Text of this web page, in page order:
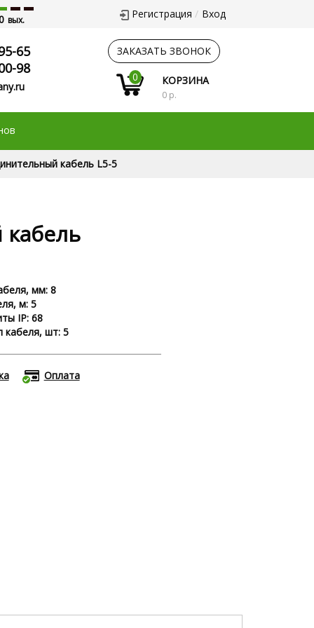
вых. Регистрация Вход
65
98
ЗАКАЗАТЬ ЗВОНОК
0
КОРЗИНА
0 р.
кабель L5-5
мм: 8
м: 5
IP: 68
кабеля, шт: 5
Оплата